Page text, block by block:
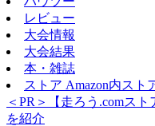
レビュー
大会情報
大会結果
本・雑誌
ストア Amazon内スト
＜PR＞【走ろう.comス
を紹介